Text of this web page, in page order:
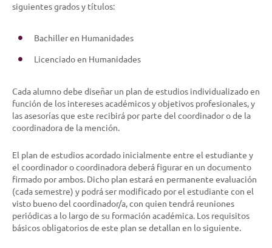
siguientes grados y títulos:
Bachiller en Humanidades
Licenciado en Humanidades
Cada alumno debe diseñar un plan de estudios individualizado en
función de los intereses académicos y objetivos profesionales, y
las asesorías que este recibirá por parte del coordinador o de la
coordinadora de la mención.
El plan de estudios acordado inicialmente entre el estudiante y
el coordinador o coordinadora deberá figurar en un documento
firmado por ambos. Dicho plan estará en permanente evaluación
(cada semestre) y podrá ser modificado por el estudiante con el
visto bueno del coordinador/a, con quien tendrá reuniones
periódicas a lo largo de su formación académica. Los requisitos
básicos obligatorios de este plan se detallan en lo siguiente.